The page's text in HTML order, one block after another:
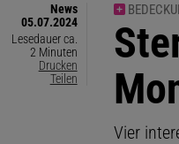
News
05.07.2024
Lesedauer ca.
2 Minuten
Drucken
Teilen
:
Vier